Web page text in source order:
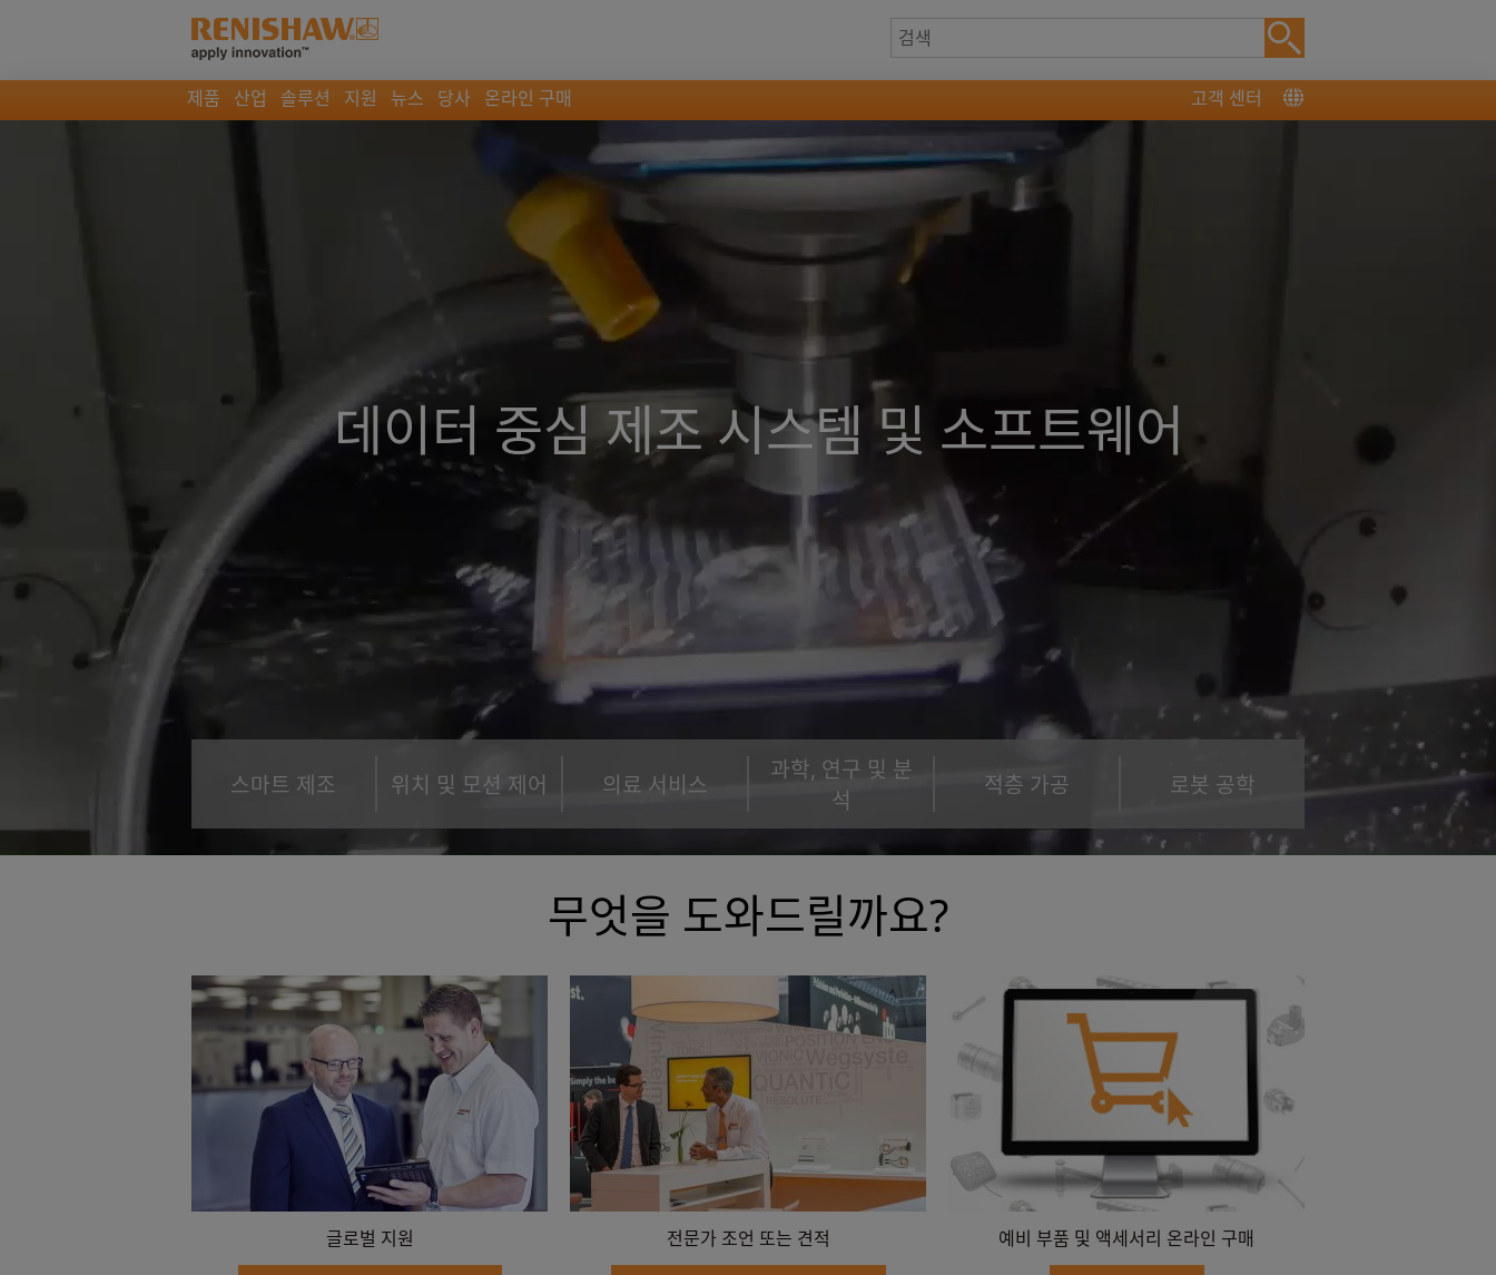
제품 산업 솔루션 지원 뉴스 당사 온라인 구매 고객 센터
데이터 중심 제조 시스템 및 소프트웨어
스마트 제조 위치 및 모션 제어 의료 서비스
과학, 연구 및 분
석
적층 가공 로봇 공학
무엇을 도와드릴까요?
글로벌 지원 전문가 조언 또는 견적 예비 부품 및 액세서리 온라인 구매